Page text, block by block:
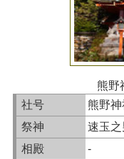
熊野
社号
熊野神
祭神
速玉
相殿
-